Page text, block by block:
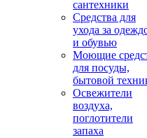
сантехники
Средства для
ухода за
и обувью
Моющие
для посуды,
бытовой
Освежители
воздуха,
поглотители
запаха